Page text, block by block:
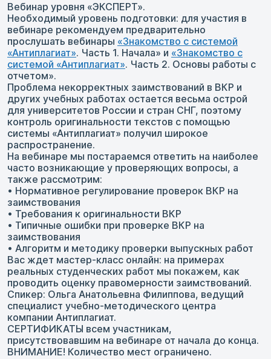
Вебинар уровня «ЭКСПЕРТ».
Необходимый уровень подготовки: для участия в
вебинаре рекомендуем предварительно
прослушать вебинары «Знакомство с системой
«Антиплагиат». Часть 1. Начала» и «Знакомство с
системой «Антиплагиат». Часть 2. Основы работы с
отчетом».
Проблема некорректных заимствований в ВКР и
других учебных работах остается весьма острой
для университетов России и стран СНГ, поэтому
контроль оригинальности текстов с помощью
системы «Антиплагиат» получил широкое
распространение.
На вебинаре мы постараемся ответить на наиболее
часто возникающие у проверяющих вопросы, а
также рассмотрим:
• Нормативное регулирование проверок ВКР на
заимствования
• Требования к оригинальности ВКР
• Типичные ошибки при проверке ВКР на
заимствования
• Алгоритм и методику проверки выпускных работ
Вас ждет мастер-класс онлайн: на примерах
реальных студенческих работ мы покажем, как
проводить оценку правомерности заимствований.
Спикер: Ольга Анатольевна Филиппова, ведущий
специалист учебно-методического центра
компании Антиплагиат.
СЕРТИФИКАТЫ всем участникам,
присутствовавшим на вебинаре от начала до конца.
ВНИМАНИЕ! Количество мест ограничено.